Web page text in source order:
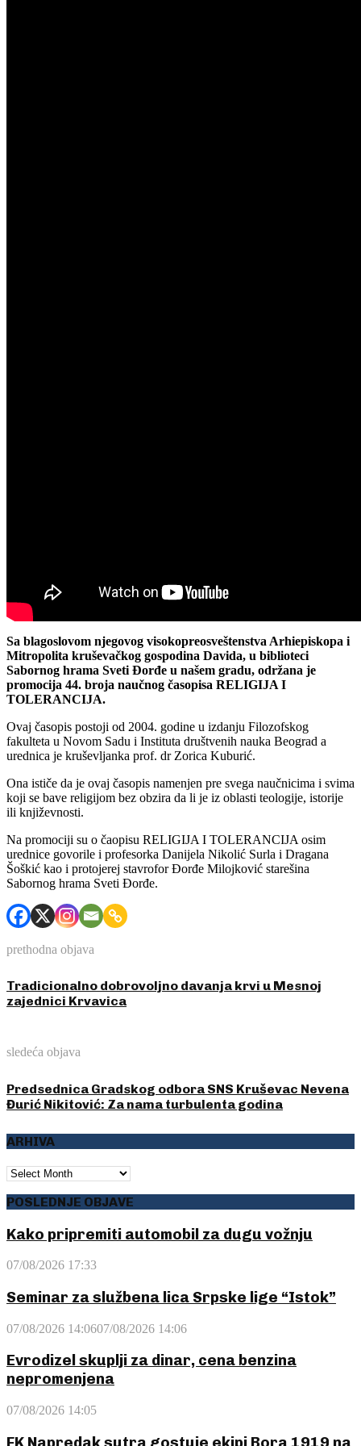
Sa blagoslovom njegovog visokopreosveštenstva Arhiepiskopa i
Mitropolita kruševačkog gospodina Davida, u biblioteci
Sabornog hrama Sveti Đorđe u našem gradu, održana je
promocija 44. broja naučnog časopisa RELIGIJA I
TOLERANCIJA.
Ovaj časopis postoji od 2004. godine u izdanju Filozofskog
fakulteta u Novom Sadu i Instituta društvenih nauka Beograd a
urednica je kruševljanka prof. dr Zorica Kuburić.
Ona ističe da je ovaj časopis namenjen pre svega naučnicima i svima
koji se bave religijom bez obzira da li je iz oblasti teologije, istorije
ili književnosti.
Na promociji su o čaopisu RELIGIJA I TOLERANCIJA osim
urednice govorile i profesorka Danijela Nikolić Surla i Dragana
Šoškić kao i protojerej stavrofor Đorđe Milojković starešina
Sabornog hrama Sveti Đorđe.
prethodna objava
Tradicionalno dobrovoljno davanja krvi u Mesnoj
zajednici Krvavica
sledeća objava
Predsednica Gradskog odbora SNS Kruševac Nevena
Đurić Nikitović: Za nama turbulenta godina
ARHIVA
ARHIVA
POSLEDNJE OBJAVE
Kako pripremiti automobil za dugu vožnju
07/08/2026 17:33
Seminar za službena lica Srpske lige “Istok”
07/08/2026 14:0607/08/2026 14:06
Evrodizel skuplji za dinar, cena benzina
nepromenjena
07/08/2026 14:05